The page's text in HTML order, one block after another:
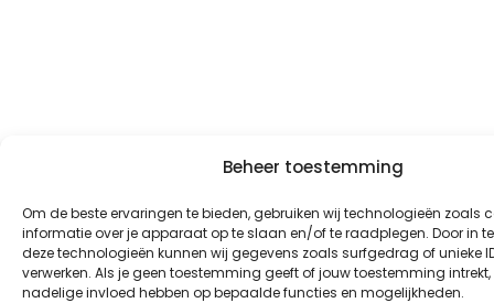
Beheer toestemming
Om de beste ervaringen te bieden, gebruiken wij technologieën zoals
informatie over je apparaat op te slaan en/of te raadplegen. Door in
deze technologieën kunnen wij gegevens zoals surfgedrag of unieke
verwerken. Als je geen toestemming geeft of jouw toestemming
nadelige invloed hebben op bepaalde functies en mogelijkheden.